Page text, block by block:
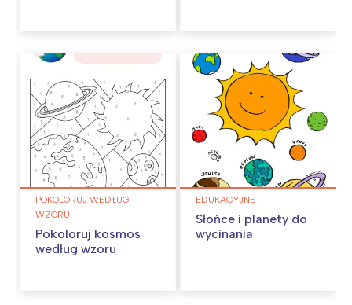
POKOLORUJ WEDŁUG
WZORU
Pokoloruj kosmos
według wzoru
EDUKACYJNE
Słońce i planety do
wycinania